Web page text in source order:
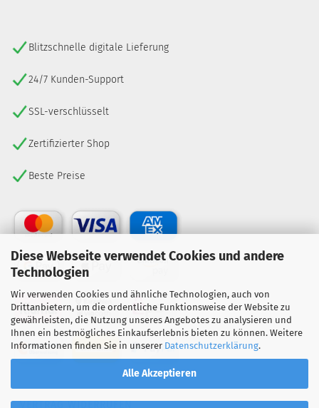
Diese Webseite verwendet Cookies und andere
Technologien
Wir verwenden Cookies und ähnliche Technologien, auch von
Drittanbietern, um die ordentliche Funktionsweise der Website zu
gewährleisten, die Nutzung unseres Angebotes zu analysieren und
Ihnen ein bestmögliches Einkaufserlebnis bieten zu können. Weitere
Informationen finden Sie in unserer Datenschutzerklärung.
Alle Akzeptieren
Blitzschnelle digitale Lieferung
24/7 Kunden-Support
SSL-verschlüsselt
Zertifizierter Shop
Beste Preise
VERTRAG WIDERRUFEN